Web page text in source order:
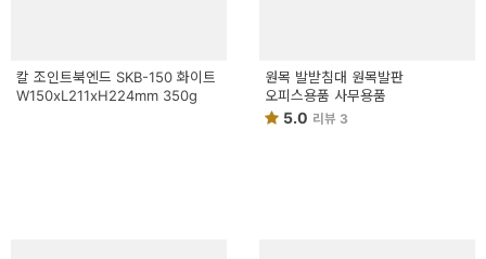
칼 조인트북엔드 SKB-150 화이트
W150xL211xH224mm 350g
원목 발받침대 원목발판
오피스용품 사무용품
5.0 리뷰 3